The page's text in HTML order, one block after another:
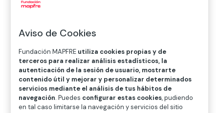
A
V
W X Y Z
Diccionario de seguros
Aviso de Cookies
Fundación MAPFRE utiliza cookies propias y de
terceros para realizar análisis estadísticos, la
autenticación de la sesión de usuario, mostrarte
contenido útil y mejorar y personalizar determinados
servicios mediante el análisis de tus hábitos de
navegación. Puedes configurar estas cookies, pudiendo
en tal caso limitarse la navegación y servicios del sitio